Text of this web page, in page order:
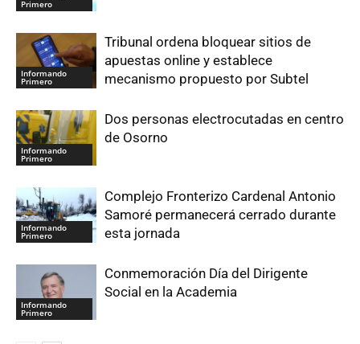
Primero
Informando
Primero
Tribunal ordena bloquear sitios de
apuestas online y establece
mecanismo propuesto por Subtel
Informando
Primero
Dos personas electrocutadas en centro
de Osorno
Informando
Primero
Complejo Fronterizo Cardenal Antonio
Samoré permanecerá cerrado durante
esta jornada
Informando
Primero
Conmemoración Día del Dirigente
Social en la Academia